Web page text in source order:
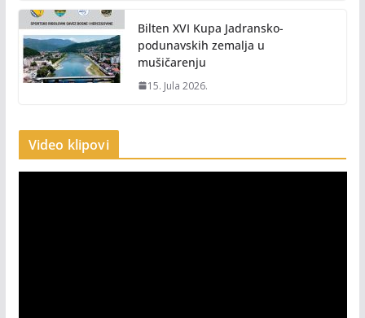
Bilten XVI Kupa Jadransko-
podunavskih zemalja u
mušičarenju
15. Jula 2026.
Video klipovi